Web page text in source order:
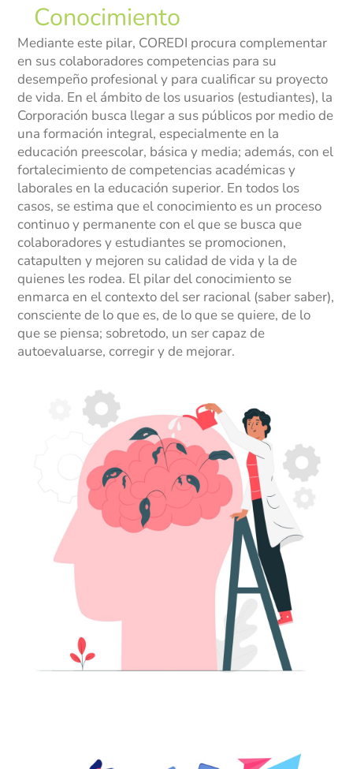
COREDI Inmobiliaria y
COREDI Bioventas
Sistemas de Gestión
Gestión de la Calidad
Gestión Humana
Seguridad y Salud en el Trabajo
Conocimiento
Mediante este pilar, COREDI procura complementar
en sus colaboradores competencias para su
desempeño profesional y para cualificar su proyecto
de vida. En el ámbito de los usuarios (estudiantes), la
Corporación busca llegar a sus públicos por medio de
una formación integral, especialmente en la
educación preescolar, básica y media; además, con el
fortalecimiento de competencias académicas y
laborales en la educación superior. En todos los
casos, se estima que el conocimiento es un proceso
continuo y permanente con el que se busca que
colaboradores y estudiantes se promocionen,
catapulten y mejoren su calidad de vida y la de
quienes les rodea. El pilar del conocimiento se
enmarca en el contexto del ser racional (saber saber),
consciente de lo que es, de lo que se quiere, de lo
que se piensa; sobretodo, un ser capaz de
autoevaluarse, corregir y de mejorar.